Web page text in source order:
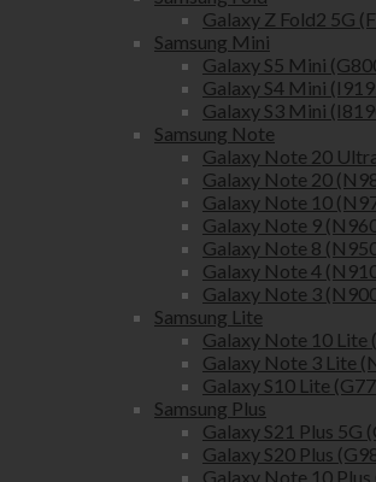
Galaxy Z Fold2 5G
Samsung Mini
Galaxy S5 Mini
Galaxy S4 Mini
Galaxy S3 Mini
Samsung Note
Galaxy Note 20
Galaxy Note 20
Galaxy Note 10
Galaxy Note 9
Galaxy Note 8
Galaxy Note 4
Galaxy Note 3
Samsung Lite
Galaxy Note 10 Lite
Galaxy Note 3 Lite
Galaxy S10 Lite
Samsung Plus
Galaxy S21 Plus 5G
Galaxy S20 Plus
Galaxy Note 10